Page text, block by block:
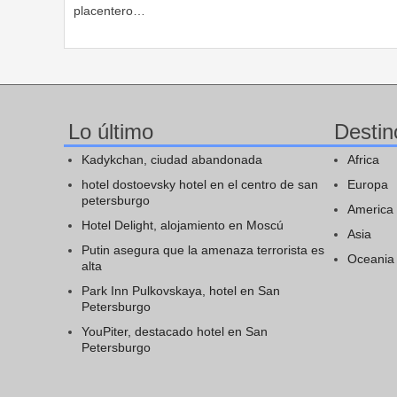
placentero…
Lo último
Kadykchan, ciudad abandonada
hotel dostoevsky hotel en el centro de san
petersburgo
Hotel Delight, alojamiento en Moscú
Putin asegura que la amenaza terrorista es
alta
Park Inn Pulkovskaya, hotel en San
Petersburgo
YouPiter, destacado hotel en San
Petersburgo
Africa
Europa
America
Asia
Oceania